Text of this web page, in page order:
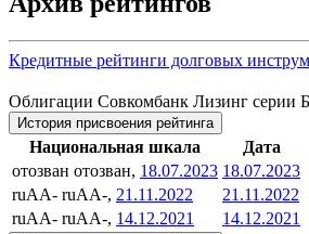
Кредитные рейтинги долговых
Облигации Совкомбанк Лизинг серии
История присвоения рейтинга
Национальная шкала
Дата
отозван отозван, 18.07.2023 18.07.2023
ruAA- ruAA-, 21.11.2022
21.11.2022
ruAA- ruAA-, 14.12.2021 14.12.2021